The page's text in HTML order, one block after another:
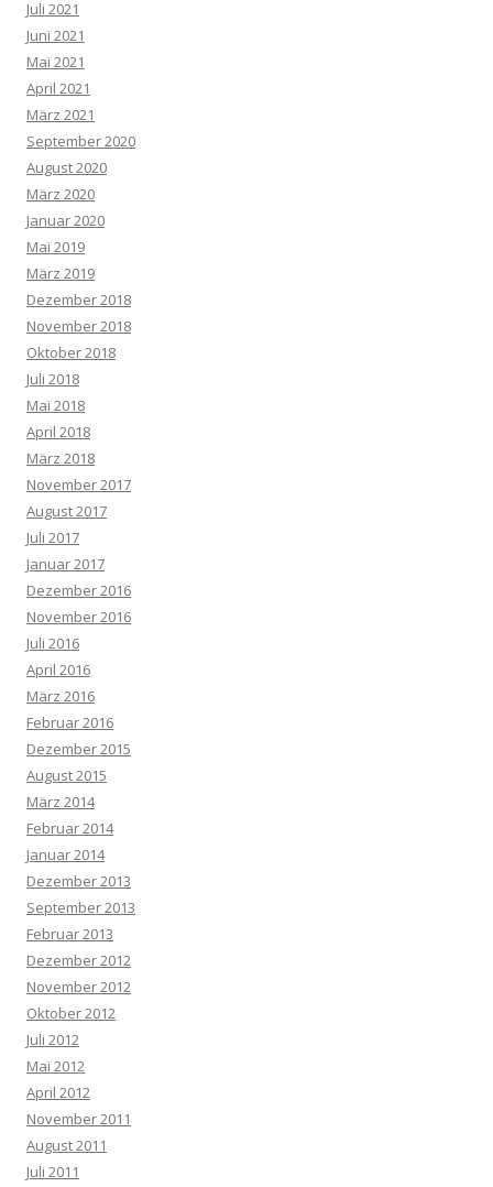
Juli 2021
Juni 2021
Mai 2021
April 2021
März 2021
September 2020
August 2020
März 2020
Januar 2020
Mai 2019
März 2019
Dezember 2018
November 2018
Oktober 2018
Juli 2018
Mai 2018
April 2018
März 2018
November 2017
August 2017
Juli 2017
Januar 2017
Dezember 2016
November 2016
Juli 2016
April 2016
März 2016
Februar 2016
Dezember 2015
August 2015
März 2014
Februar 2014
Januar 2014
Dezember 2013
September 2013
Februar 2013
Dezember 2012
November 2012
Oktober 2012
Juli 2012
Mai 2012
April 2012
November 2011
August 2011
Juli 2011